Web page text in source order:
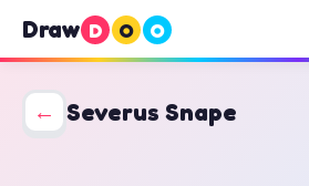
Draw D O O
← Severus Snape